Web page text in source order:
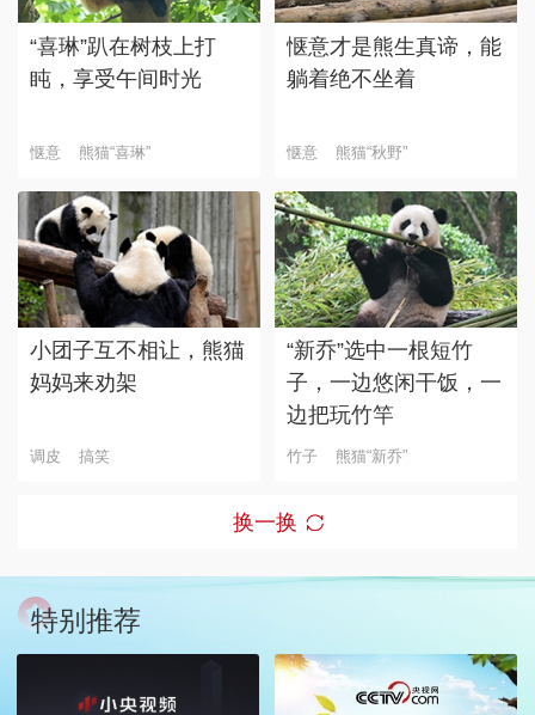
“喜琳”趴在树枝上打
盹，享受午间时光
惬意 熊猫“喜琳”
惬意才是熊生真谛，能
躺着绝不坐着
惬意 熊猫“秋野”
小团子互不相让，熊猫
妈妈来劝架
调皮 搞笑
“新乔”选中一根短竹
子，一边悠闲干饭，一
边把玩竹竿
竹子 熊猫“新乔”
换一换
特别推荐